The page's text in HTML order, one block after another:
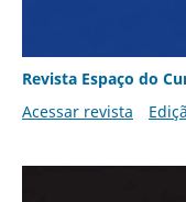
Revista Espaço do
Acessar revista